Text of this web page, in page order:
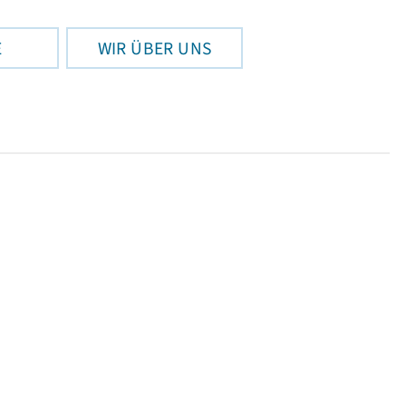
WIR ÜBER UNS